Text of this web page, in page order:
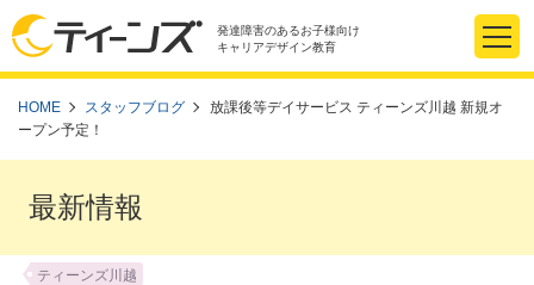
発達障害のあるお子様向け
キャリアデザイン教育
HOME スタッフブログ
放課後等デイサービス ティーンズ川越 新規オ
ープン予定！
最新情報
ティーンズ川越